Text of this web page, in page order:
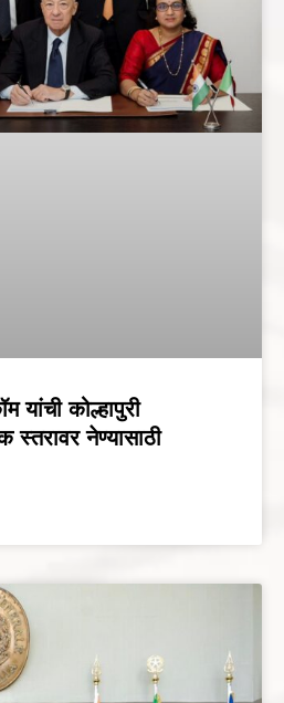
यांची कोल्हापुरी
नेण्यासाठी